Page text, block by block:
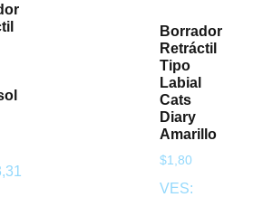
Borrador
Retráctil
Tipo
Labial
Cats
Diary
Amarillo
$1,80
VES: